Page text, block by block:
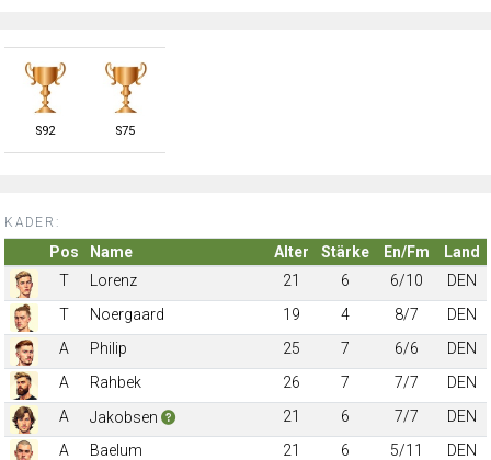
S92 S75
KADER:
Pos Name Alter Stärke En/Fm
Land
T
Lorenz 21 6 6/10
DEN
T
Noergaard 19 4 8/7
DEN
A
Philip 25 7 6/6
DEN
A
Rahbek 26 7 7/7
DEN
A
Jakobsen 21 6 7/7
DEN
A
Baelum 21 6 5/11
DEN